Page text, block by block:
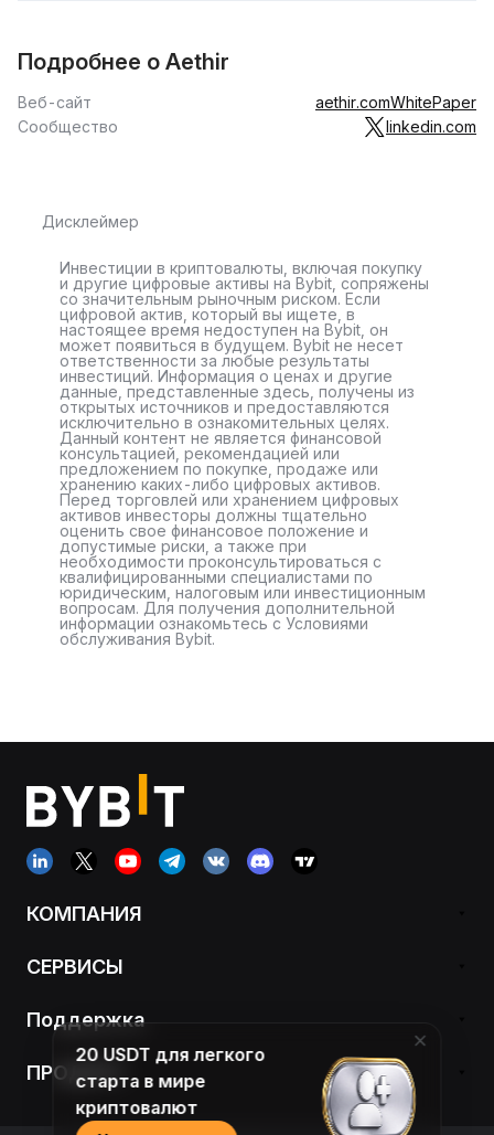
Подробнее о Aethir
Веб-сайт aethir.comWhitePaper
Сообщество
linkedin.com
Дисклеймер
Инвестиции в криптовалюты, включая покупку
и другие цифровые активы на Bybit, сопряжены
со значительным рыночным риском. Если
цифровой актив, который вы ищете, в
настоящее время недоступен на Bybit, он
может появиться в будущем. Bybit не несет
ответственности за любые результаты
инвестиций. Информация о ценах и другие
данные, представленные здесь, получены из
открытых источников и предоставляются
исключительно в ознакомительных целях.
Данный контент не является финансовой
консультацией, рекомендацией или
предложением по покупке, продаже или
хранению каких-либо цифровых активов.
Перед торговлей или хранением цифровых
активов инвесторы должны тщательно
оценить свое финансовое положение и
допустимые риски, а также при
необходимости проконсультироваться с
квалифицированными специалистами по
юридическим, налоговым или инвестиционным
вопросам. Для получения дополнительной
информации ознакомьтесь с Условиями
обслуживания Bybit.
КОМПАНИЯ
СЕРВИСЫ
Поддержка
ПРОДУКТ
20 USDT для легкого
старта в мире
криптовалют